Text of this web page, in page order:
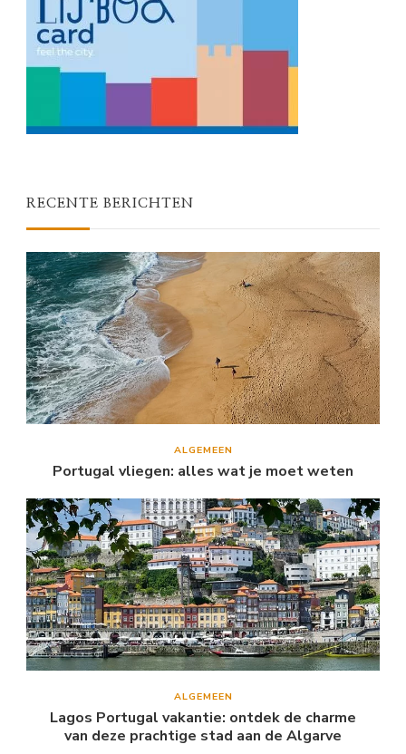
RECENTE BERICHTEN
ALGEMEEN
Portugal vliegen: alles wat je moet weten
ALGEMEEN
Lagos Portugal vakantie: ontdek de charme
van deze prachtige stad aan de Algarve